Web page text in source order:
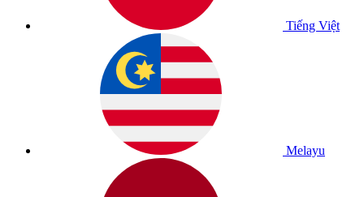
Tiếng Việt
Melayu